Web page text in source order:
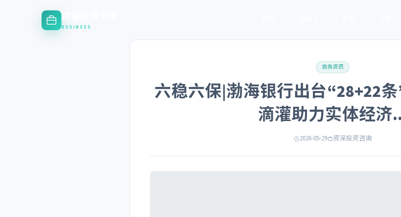
资深投资咨询
BUSINESS
商务资讯
六稳六保|渤海银行出台“28+22
滴灌助力实体经济
2026-05-29 资深投资咨询